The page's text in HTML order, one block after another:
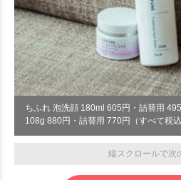
ちふれ 泡洗顔 180ml 605円・詰替用
108g 880円・詰替用 770円（すべて税込
縦スクロールで次